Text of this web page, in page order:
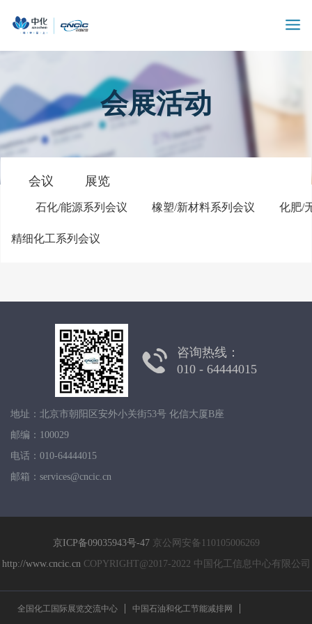
会展活动
会议 展览
石化/能源系列会议 橡塑/新材料系列会议 化肥/
精细化工系列会议
咨询热线：
010 - 64444015
地址：北京市朝阳区安外小关街53号 化信大厦B座
邮编：100029
电话：010-64444015
邮箱：services@cncic.cn
京ICP备09035943号-47京公网安备110105006269
http://www.cncic.cnCOPYRIGHT@2017-2022 中国化工信息中心有限公司
全国化工国际展览交流中心 中国石油和化工节能减排网